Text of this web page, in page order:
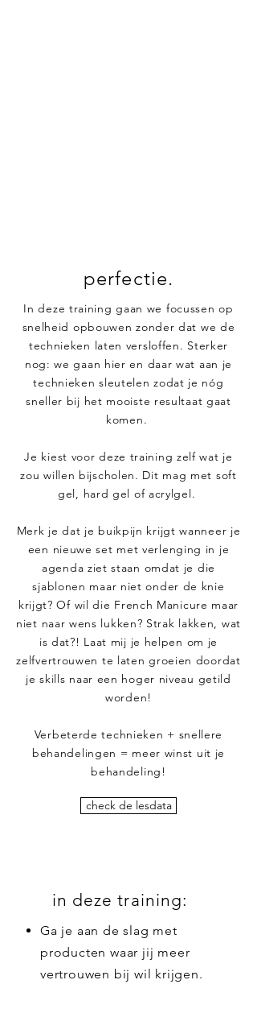
perfectie.
In deze training gaan we focussen op
snelheid opbouwen zonder dat we de
technieken laten versloffen. Sterker
nog: we gaan hier en daar wat aan je
technieken sleutelen zodat je nóg
sneller bij het mooiste resultaat gaat
komen.
Je kiest voor deze training zelf wat je
zou willen bijscholen. Dit mag met soft
gel, hard gel of acrylgel.
Merk je dat je buikpijn krijgt wanneer je
een nieuwe set met verlenging in je
agenda ziet staan omdat je die
sjablonen maar niet onder de knie
krijgt? Of wil die French Manicure maar
niet naar wens lukken? Strak lakken, wat
is dat?! Laat mij je helpen om je
zelfvertrouwen te laten groeien doordat
je skills naar een hoger niveau getild
worden!
Verbeterde technieken + snellere
behandelingen = meer winst uit je
behandeling!
check de lesdata
in deze training:
Ga je aan de slag met
producten waar jij meer
vertrouwen bij wil krijgen.